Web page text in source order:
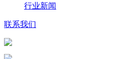
行业新闻
联系我们